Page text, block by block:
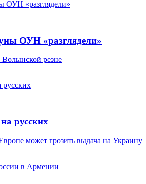
ОУН «разглядели»
резне
русских
может грозить выдача на Украину